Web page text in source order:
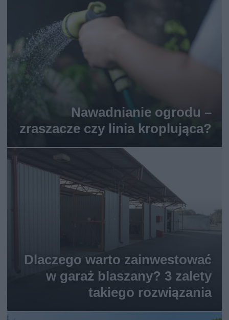
Nawadnianie ogrodu –
zraszacze czy linia kroplująca?
Dlaczego warto zainwestować
w garaż blaszany? 3 zalety
takiego rozwiązania